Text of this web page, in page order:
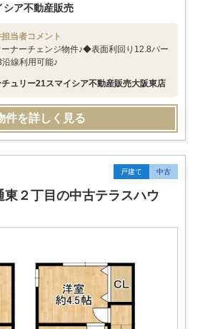
シア不動産販売
当者コメント
ナーチェンジ物件♪◆表面利回り12.8パー
線利用可能♪
ュリー21スマイシア不動産販売大阪東店
件を詳しく見る
戸建て 中古
東２丁目の中古テラスハウ